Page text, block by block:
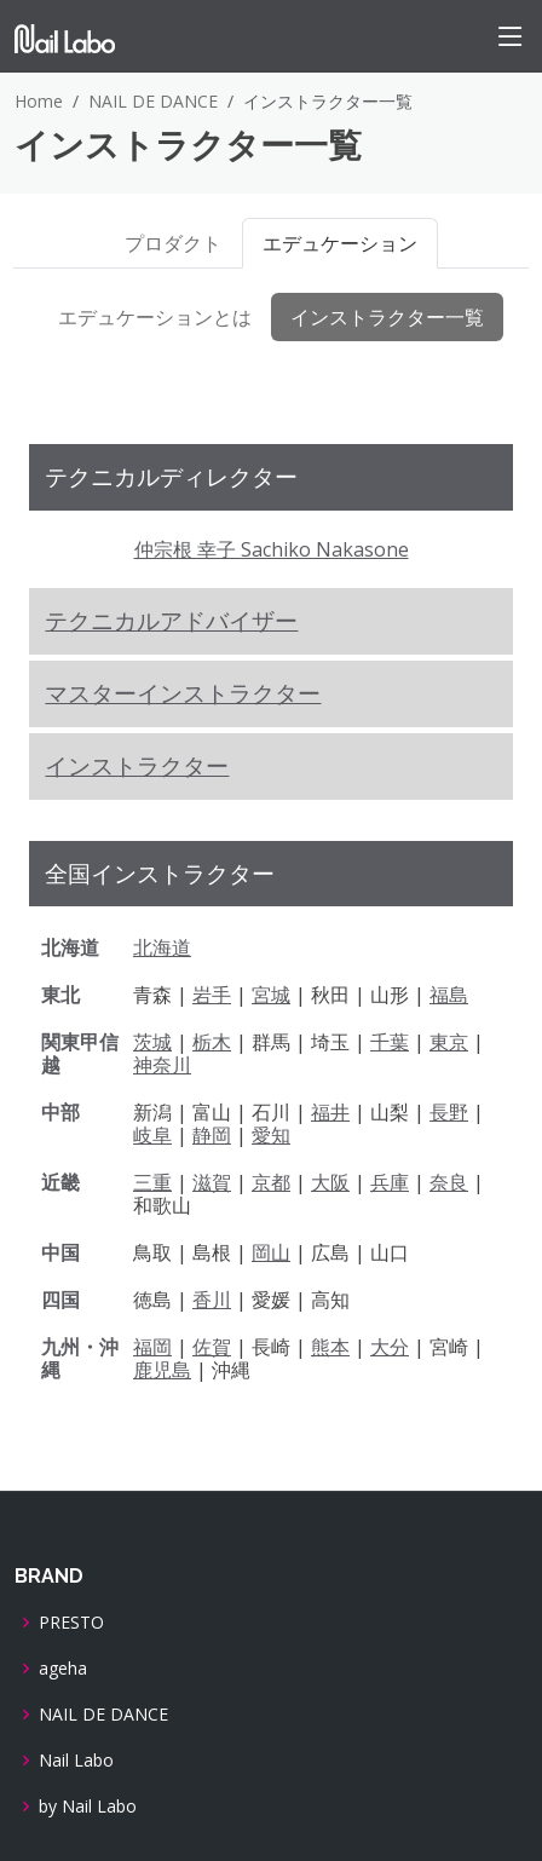
Home NAIL DE DANCE インストラクター一覧
インストラクター一覧
プロダクト エデュケーション
エデュケーションとは インストラクター一覧
テクニカルディレクター
仲宗根 幸子 Sachiko Nakasone
テクニカルアドバイザー
マスターインストラクター
インストラクター
全国インストラクター
北海道
北海道
東北
青森 | 岩手 | 宮城 | 秋田 | 山形 | 福島
関東甲信
越
茨城 | 栃木 | 群馬 | 埼玉 | 千葉 | 東京 |
神奈川
中部
新潟 | 富山 | 石川 | 福井 | 山梨 | 長野 |
岐阜 | 静岡 | 愛知
近畿
三重 | 滋賀 | 京都 | 大阪 | 兵庫 | 奈良 |
和歌山
中国
鳥取 | 島根 | 岡山 | 広島 | 山口
四国
徳島 | 香川 | 愛媛 | 高知
九州・沖
縄
福岡 | 佐賀 | 長崎 | 熊本 | 大分 | 宮崎 |
鹿児島 | 沖縄
BRAND
PRESTO
ageha
NAIL DE DANCE
Nail Labo
by Nail Labo